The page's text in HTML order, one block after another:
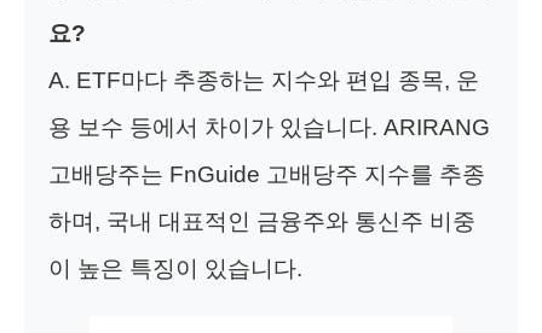
요?
A. ETF마다 추종하는 지수와 편입 종목, 운
용 보수 등에서 차이가 있습니다. ARIRANG
고배당주는 FnGuide 고배당주 지수를 추종
하며, 국내 대표적인 금융주와 통신주 비중
이 높은 특징이 있습니다.